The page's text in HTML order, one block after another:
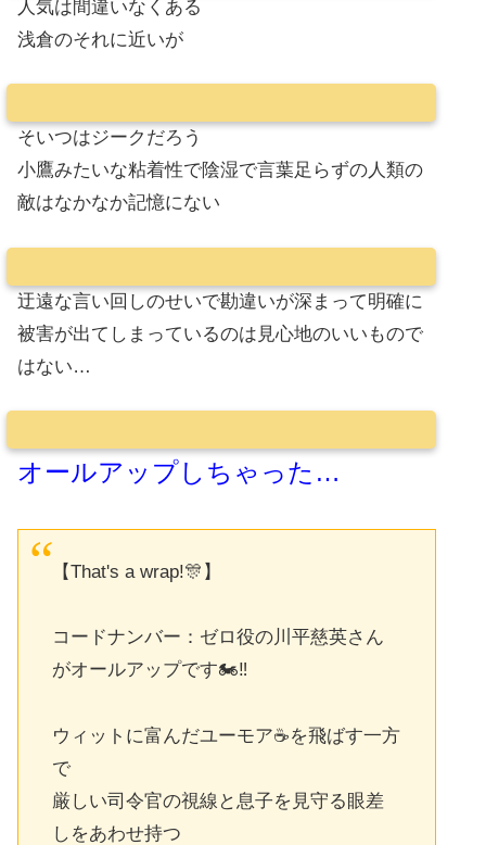
人気は間違いなくある
浅倉のそれに近いが
そいつはジークだろう
小鷹みたいな粘着性で陰湿で言葉足らずの人類の
敵はなかなか記憶にない
迂遠な言い回しのせいで勘違いが深まって明確に
被害が出てしまっているのは見心地のいいもので
はない…
オールアップしちゃった…
【That's a wrap!🎊】
コードナンバー：ゼロ役の川平慈英さん
がオールアップです🏍️‼︎
ウィットに富んだユーモア☕️を飛ばす一方
で
厳しい司令官の視線と息子を見守る眼差
しをあわせ持つ